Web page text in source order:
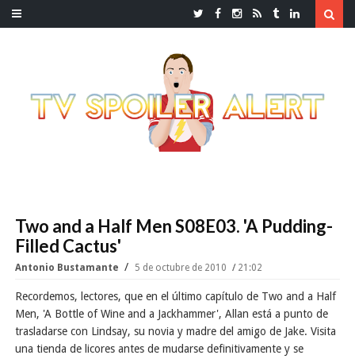
Two and a Half Men S08E03. 'A Pudding-
Filled Cactus'
Antonio Bustamante 5 de octubre de 2010 21:02
Recordemos, lectores, que en el último capítulo de Two and a Half
Men, 'A Bottle of Wine and a Jackhammer', Allan está a punto de
trasladarse con Lindsay, su novia y madre del amigo de Jake. Visita
una tienda de licores antes de mudarse definitivamente y se